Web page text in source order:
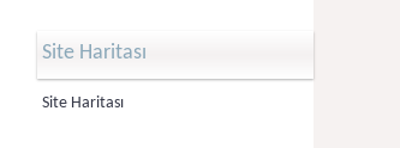
Site Haritası
Site Haritası